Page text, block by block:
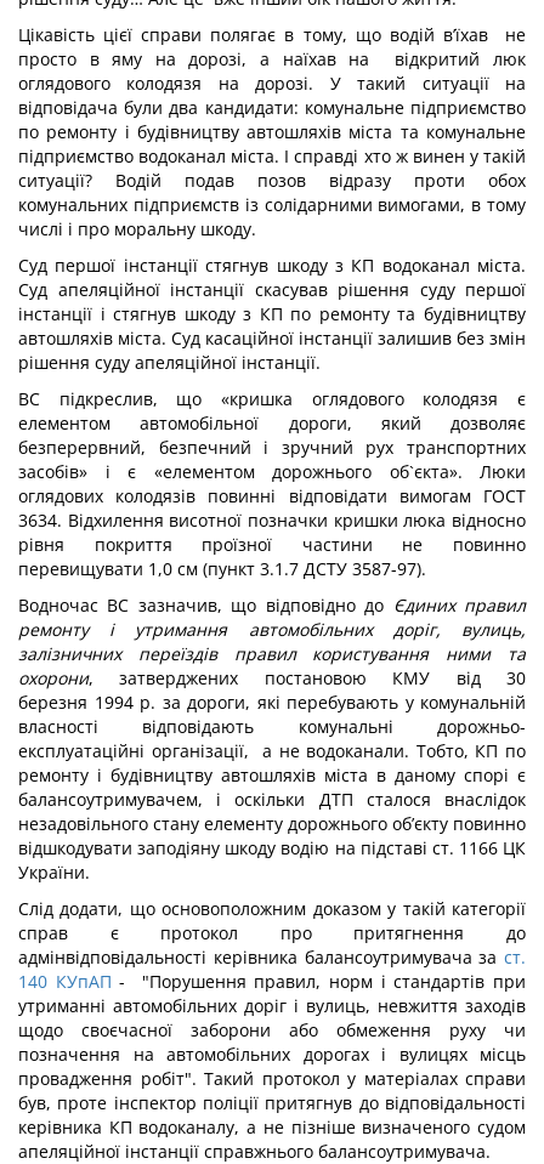
Цікавість цієї справи полягає в тому, що водій в’їхав не
просто в яму на дорозі, а наїхав на відкритий люк
оглядового колодязя на дорозі. У такий ситуації на
відповідача були два кандидати: комунальне підприємство
по ремонту і будівництву автошляхів міста та комунальне
підприємство водоканал міста. І справді хто ж винен у такій
ситуації? Водій подав позов відразу проти обох
комунальних підприємств із солідарними вимогами, в тому
числі і про моральну шкоду.
Суд першої інстанції стягнув шкоду з КП водоканал міста.
Суд апеляційної інстанції скасував рішення суду першої
інстанції і стягнув шкоду з КП по ремонту та будівництву
автошляхів міста. Суд касаційної інстанції залишив без змін
рішення суду апеляційної інстанції.
ВС підкреслив, що «кришка оглядового колодязя є
елементом автомобільної дороги, який дозволяє
безперервний, безпечний і зручний рух транспортних
засобів» і є «елементом дорожнього об`єкта». Люки
оглядових колодязів повинні відповідати вимогам ГОСТ
3634. Відхилення висотної позначки кришки люка відносно
рівня покриття проїзної частини не повинно
перевищувати 1,0 см (пункт 3.1.7 ДСТУ 3587-97).
Водночас ВС зазначив, що відповідно до Єдиних правил
ремонту і утримання автомобільних доріг, вулиць,
залізничних переїздів правил користування ними та
охорони, затверджених постановою КМУ від 30
березня 1994 р. за дороги, які перебувають у комунальній
власності відповідають комунальні дорожньо-
експлуатаційні організації, а не водоканали. Тобто, КП по
ремонту і будівництву автошляхів міста в даному спорі є
балансоутримувачем, і оскільки ДТП сталося внаслідок
незадовільного стану елементу дорожнього об’єкту повинно
відшкодувати заподіяну шкоду водію на підставі ст. 1166 ЦК
України.
Слід додати, що основоположним доказом у такій категорії
справ є протокол про притягнення до
адмінвідповідальності керівника балансоутримувача за ст.
140 КУпАП - "Порушення правил, норм і стандартів при
утриманні автомобільних доріг і вулиць, невжиття заходів
щодо своєчасної заборони або обмеження руху чи
позначення на автомобільних дорогах і вулицях місць
провадження робіт". Такий протокол у матеріалах справи
був, проте інспектор поліції притягнув до відповідальності
керівника КП водоканалу, а не пізніше визначеного судом
апеляційної інстанції справжнього балансоутримувача.